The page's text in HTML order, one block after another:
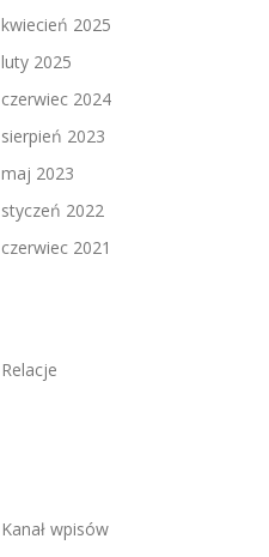
kwiecień 2025
luty 2025
czerwiec 2024
sierpień 2023
maj 2023
styczeń 2022
czerwiec 2021
Relacje
Kanał wpisów